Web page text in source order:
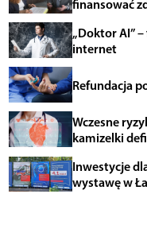
finansować
„Doktor AI”
internet
Refundacja
Wczesne
kamizelki
Inwestycje
wystawę w